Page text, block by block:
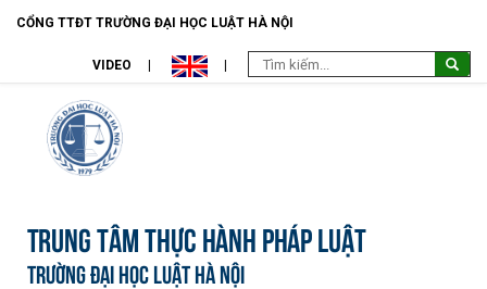
CỔNG TTĐT TRƯỜNG ĐẠI HỌC LUẬT HÀ NỘI
VIDEO
Trung tâm Thực hành pháp luật
TRƯỜNG ĐẠI HỌC LUẬT HÀ NỘI